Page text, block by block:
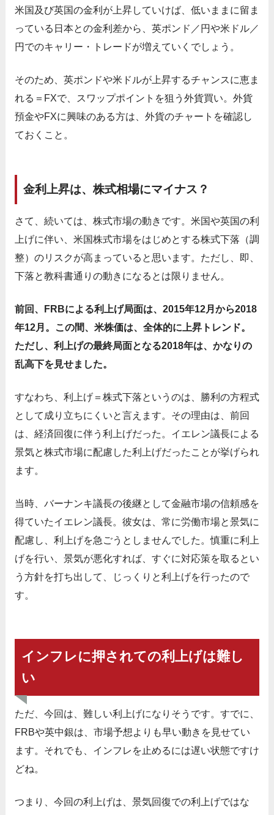
米国及び英国の金利が上昇していけば、低いままに留ま
っている日本との金利差から、英ポンド／円や米ドル／
円でのキャリー・トレードが増えていくでしょう。
そのため、英ポンドや米ドルが上昇するチャンスに恵ま
れる＝FXで、スワップポイントを狙う外貨買い。外貨
預金やFXに興味のある方は、外貨のチャートを確認し
ておくこと。
金利上昇は、株式相場にマイナス？
さて、続いては、株式市場の動きです。米国や英国の利
上げに伴い、米国株式市場をはじめとする株式下落（調
整）のリスクが高まっていると思います。ただし、即、
下落と教科書通りの動きになるとは限りません。
前回、FRBによる利上げ局面は、2015年12月から2018
年12月。この間、米株価は、全体的に上昇トレンド。
ただし、利上げの最終局面となる2018年は、かなりの
乱高下を見せました。
すなわち、利上げ＝株式下落というのは、勝利の方程式
として成り立ちにくいと言えます。その理由は、前回
は、経済回復に伴う利上げだった。イエレン議長による
景気と株式市場に配慮した利上げだったことが挙げられ
ます。
当時、バーナンキ議長の後継として金融市場の信頼感を
得ていたイエレン議長。彼女は、常に労働市場と景気に
配慮し、利上げを急ごうとしませんでした。慎重に利上
げを行い、景気が悪化すれば、すぐに対応策を取るとい
う方針を打ち出して、じっくりと利上げを行ったので
す。
インフレに押されての利上げは難し
い
ただ、今回は、難しい利上げになりそうです。すでに、
FRBや英中銀は、市場予想よりも早い動きを見せてい
ます。それでも、インフレを止めるには遅い状態ですけ
どね。
つまり、今回の利上げは、景気回復での利上げではな